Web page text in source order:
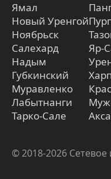
Ямал
Новый Уренгой
Ноябрьск
Салехард
Надым
Губкинский
Муравленко
Лабытнанги
Тарко-Сале
Яр-
© 2018-2026